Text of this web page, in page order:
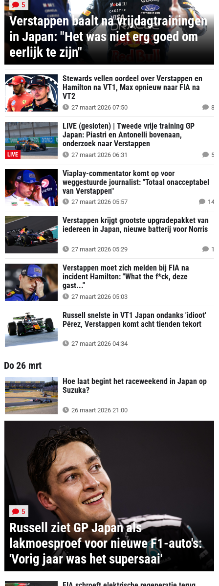
Verstappen baalt na vrijdagtrainingen
in Japan: "Het was niet erg goed om
eerlijk te zijn"
5
Stewards vellen oordeel over Verstappen en
Hamilton na VT1, Max opnieuw naar FIA na
VT2
27 maart 2026 07:50 8
LIVE
LIVE (gesloten) | Tweede vrije training GP
Japan: Piastri en Antonelli bovenaan,
onderzoek naar Verstappen
27 maart 2026 06:31 5
Viaplay-commentator komt op voor
weggestuurde journalist: "Totaal onacceptabel
van Verstappen"
27 maart 2026 05:57 14
Verstappen krijgt grootste upgradepakket van
iedereen in Japan, nieuwe batterij voor Norris
27 maart 2026 05:29 1
Verstappen moet zich melden bij FIA na
incident Hamilton: "What the f*ck, deze
gast..."
27 maart 2026 05:03
Russell snelste in VT1 Japan ondanks 'idioot'
Pérez, Verstappen komt acht tienden tekort
27 maart 2026 04:34
Do 26 mrt
Hoe laat begint het raceweekend in Japan op
Suzuka?
26 maart 2026 21:00
Russell ziet GP Japan als
lakmoesproef voor nieuwe F1-auto's:
'Vorig jaar was het supersaai'
5